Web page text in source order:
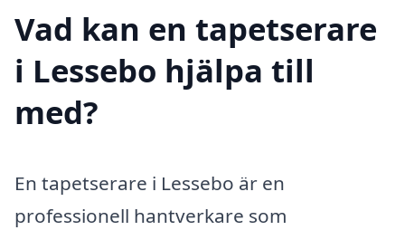
Vad kan en tapetserare
i Lessebo hjälpa till
med?
En tapetserare i Lessebo är en
professionell hantverkare som